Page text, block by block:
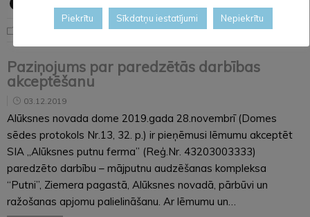
Noderīga informācija
Paziņojums par paredzētās darbības
akceptēšanu
03.12.2019
Alūksnes novada dome 2019.gada 28.novembrī (Domes
sēdes protokols Nr.13, 32. p.) ir pieņēmusi lēmumu akceptēt
SIA „Alūksnes putnu ferma” (Reģ.Nr. 43203003333)
paredzēto darbību – mājputnu audzēšanas kompleksa
“Putni”, Ziemera pagastā, Alūksnes novadā, pārbūvi un
ražošanas apjomu palielināšanu. Ar lēmumu un…
Piekrītu Sīkdatņu iestatījumi Nepiekrītu